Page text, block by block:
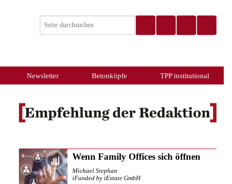
Newsletter Betonköpfe TPP institutional
Wenn Family Offices sich öffnen
Michael Stephan
iFunded by iEstate GmbH